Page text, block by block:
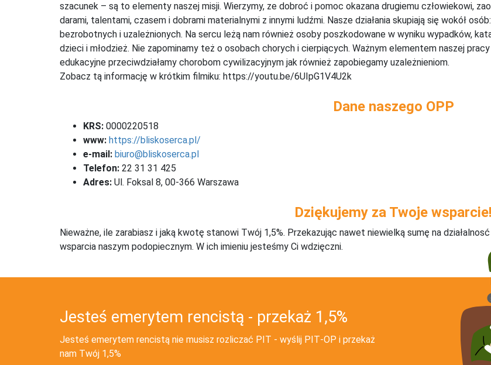
szacunek – są to elementy naszej misji. Wierzymy, ze dobroć i pomoc okazana drugiemu człowiekowi,
darami, talentami, czasem i dobrami materialnymi z innymi ludźmi. Nasze działania skupiają się wokół
bezrobotnych i uzależnionych. Na sercu leżą nam również osoby poszkodowane w wyniku wypadków,
dzieci i młodzież. Nie zapominamy też o osobach chorych i cierpiących. Ważnym elementem naszej
edukacyjne przeciwdziałamy chorobom cywilizacyjnym jak również zapobiegamy uzależnieniom.
Zobacz tą informację w krótkim filmiku: https://youtu.be/6UIpG1V4U2k
Dane naszego OPP
KRS: 0000220518
www: https://bliskoserca.pl/
e-mail: biuro@bliskoserca.pl
Telefon: 22 31 31 425
Adres: Ul. Foksal 8, 00-366 Warszawa
Dziękujemy za Twoje wsparcie!
Nieważne, ile zarabiasz i jaką kwotę stanowi Twój 1,5%. Przekazując nawet niewielką sumę na
wsparcia naszym podopiecznym. W ich imieniu jesteśmy Ci wdzięczni.
Jesteś emerytem rencistą - przekaż 1,5%
Jesteś emerytem rencistą nie musisz rozliczać PIT - wyślij PIT‑OP i przekaż
nam Twój 1,5%